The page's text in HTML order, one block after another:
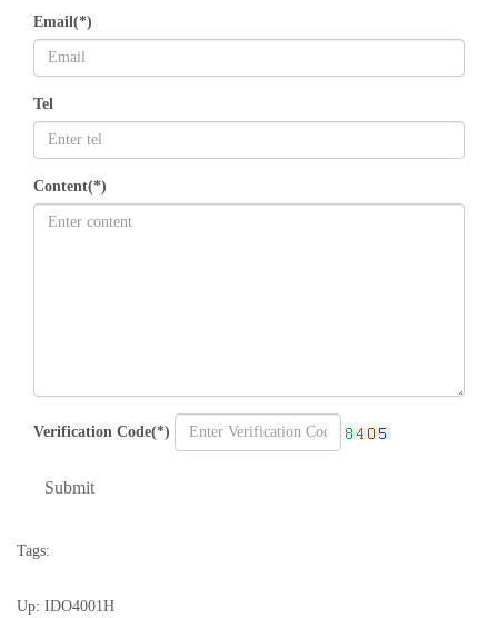
Email(*)
Tel
Content(*)
Verification Code(*)
Submit
Tags:
Up: IDO4001H